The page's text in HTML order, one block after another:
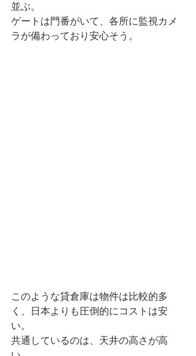
並ぶ。
ゲートは門番がいて、各所に監視カメ
ラが備わっており安心そう。
このような貸倉庫は物件は比較的多
く、日本よりも圧倒的にコストは安
い。
共通しているのは、天井の高さが高